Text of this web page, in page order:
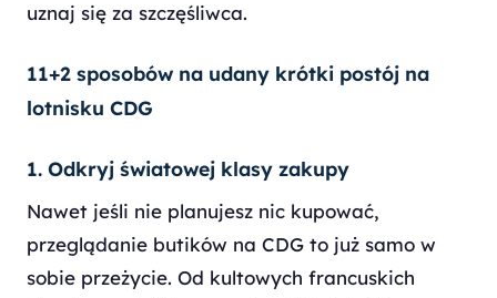
uznaj się za szczęśliwca.
11+2 sposobów na udany krótki postój na
lotnisku CDG
1. Odkryj światowej klasy zakupy
Nawet jeśli nie planujesz nic kupować,
przeglądanie butików na CDG to już samo w
sobie przeżycie. Od kultowych francuskich